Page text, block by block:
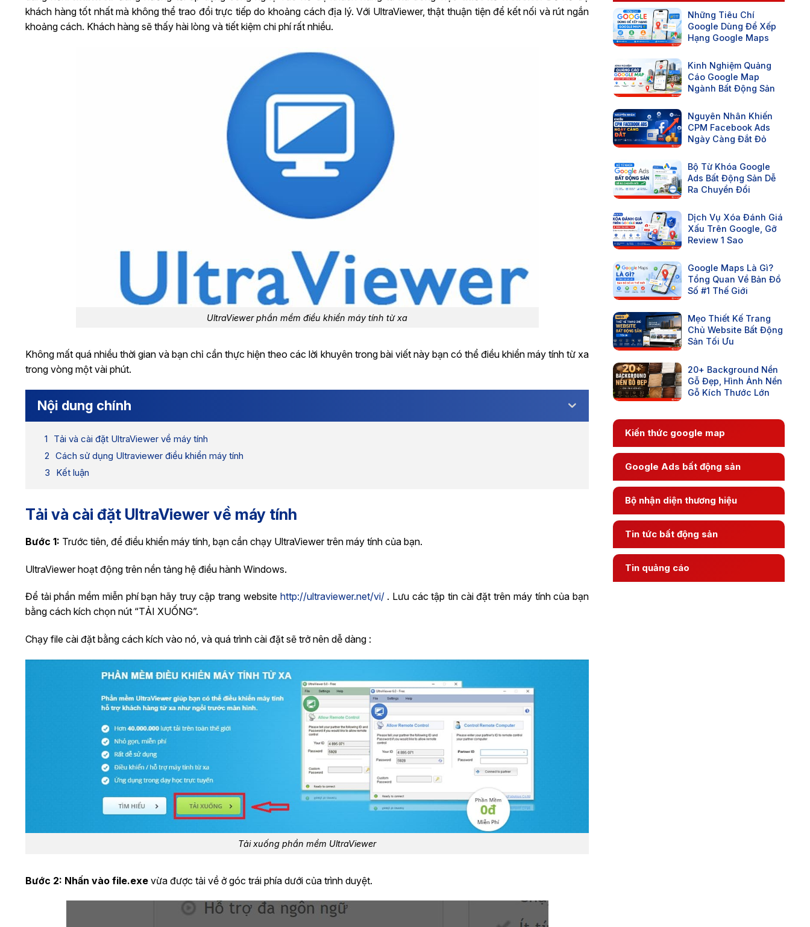
khách hàng tốt nhất mà không thể trao đổi trực tiếp do khoảng cách địa lý. Với UltraViewer, thật thuận tiện để kết nối và rút ngắn
khoảng cách. Khách hàng sẽ thấy hài lòng và tiết kiệm chi phí rất nhiều.
UltraViewer phần mềm điều khiển máy tính từ xa
Không mất quá nhiều thời gian và bạn chỉ cần thực hiện theo các lời khuyên trong bài viết này bạn có thể điều khiển máy tính từ xa
trong vòng một vài phút.
Nội dung chính
Tải và cài đặt UltraViewer về máy tính
Cách sử dụng Ultraviewer điều khiển máy tính
Kết luận
Tải và cài đặt UltraViewer về máy tính
Bước 1: Trước tiên, để điều khiển máy tính, bạn cần chạy UltraViewer trên máy tính của bạn.
UltraViewer hoạt động trên nền tảng hệ điều hành Windows.
Để tải phần mềm miễn phí bạn hãy truy cập trang website http://ultraviewer.net/vi/. Lưu các tập tin cài đặt trên máy tính của bạn
bằng cách kích chọn nút “TẢI XUỐNG”.
Chạy file cài đặt bằng cách kích vào nó, và quá trình cài đặt sẽ trở nên dễ dàng :
Tải xuống phần mềm UltraViewer
Bước 2: Nhấn vào file.exe vừa được tải về ở góc trái phía dưới của trình duyệt.
Những Tiêu Chí
Google Dùng Để Xếp
Hạng Google Maps
Kinh Nghiệm Quảng
Cáo Google Map
Ngành Bất Động Sản
Nguyên Nhân Khiến
CPM Facebook Ads
Ngày Càng Đắt Đỏ
Bộ Từ Khóa Google
Ads Bất Động Sản Dễ
Ra Chuyển Đổi
Dịch Vụ Xóa Đánh Giá
Xấu Trên Google, Gỡ
Review 1 Sao
Google Maps Là Gì?
Tổng Quan Về Bản Đồ
Số #1 Thế Giới
Mẹo Thiết Kế Trang
Chủ Website Bất Động
Sản Tối Ưu
20+ Background Nền
Gỗ Đẹp, Hình Ảnh Nền
Gỗ Kích Thước Lớn
Kiến thức google map
Google Ads bất động sản
Bộ nhận diện thương hiệu
Tin tức bất động sản
Tin quảng cáo